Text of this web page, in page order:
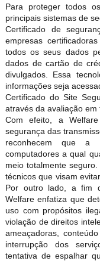
Para proteger todos
principais sistemas de
Certificado de
empresas
todos os seus dados
dados de cartão de
divulgados. Essa
informações seja
Certificado do Site
através da avaliação em
Com efeito, a
segurança das
reconhecem que a
computadores a qual
meio totalmente
técnicos que visam
Por outro lado, a fim
Welfare enfatiza que
uso com propósitos
violação de direitos
ameaçadoras,
interrupção dos
tentativa de espalhar